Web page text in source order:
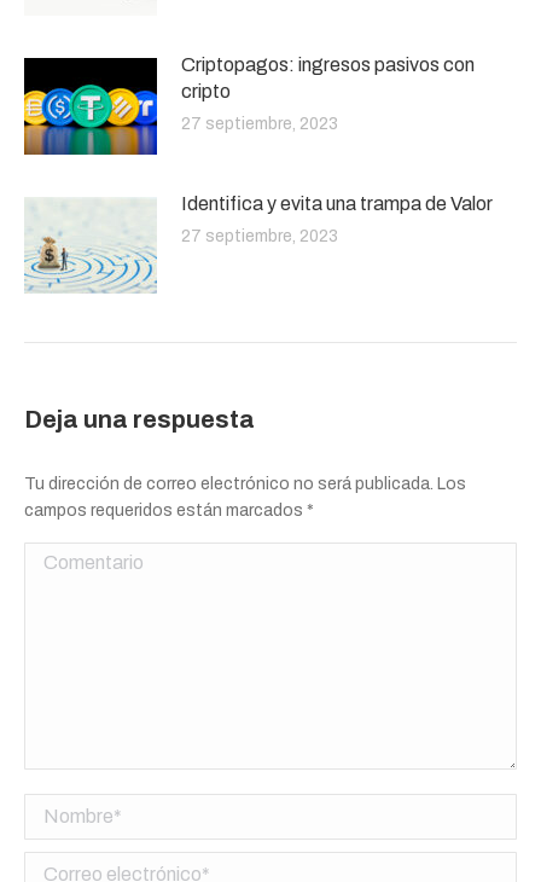
Criptopagos: ingresos pasivos con
cripto
27 septiembre, 2023
Identifica y evita una trampa de Valor
27 septiembre, 2023
Deja una respuesta
Tu dirección de correo electrónico no será publicada. Los
campos requeridos están marcados *
Comentario
Nombre *
Correo electrónico *